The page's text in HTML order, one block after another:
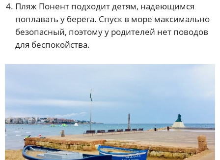
Пляж Понент подходит детям, надеющимся
поплавать у берега. Спуск в море максимально
безопасный, поэтому у родителей нет поводов
для беспокойства.